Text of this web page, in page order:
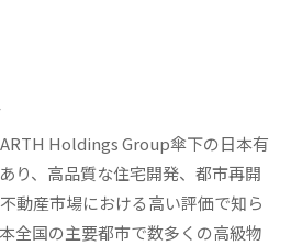
Holdings Group傘下の日本有
り、高品質な住宅開発、都市再開
動産市場における高い評価で知ら
全国の主要都市で数多くの高級物